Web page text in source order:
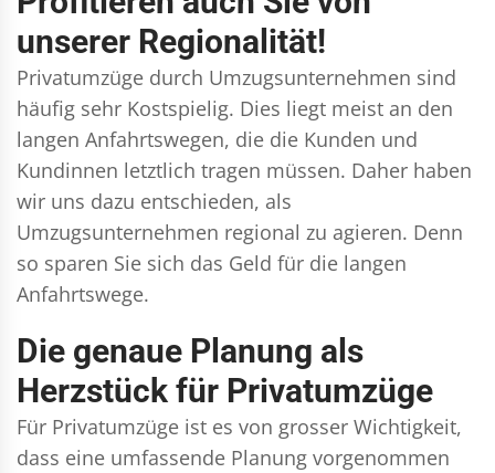
unserer Regionalität!
Privatumzüge durch Umzugsunternehmen sind
häufig sehr Kostspielig. Dies liegt meist an den
langen Anfahrtswegen, die die Kunden und
Kundinnen letztlich tragen müssen. Daher haben
wir uns dazu entschieden, als
Umzugsunternehmen regional zu agieren. Denn
so sparen Sie sich das Geld für die langen
Anfahrtswege.
Die genaue Planung als
Herzstück für Privatumzüge
Für Privatumzüge ist es von grosser Wichtigkeit,
dass eine umfassende Planung vorgenommen